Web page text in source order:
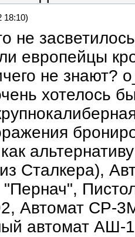
18:10)
не
европейцы
не знают?
хотелось
как
Сталкера),
Автомат СР-
автомат АШ-